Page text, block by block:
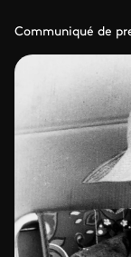
Communiqué de